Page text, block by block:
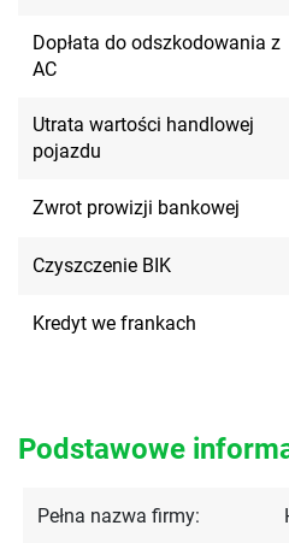
Dopłata do odszkodowania z
AC
Utrata wartości handlowej
pojazdu
Zwrot prowizji bankowej
Czyszczenie BIK
Kredyt we frankach
Podstawowe
Pełna nazwa firmy: